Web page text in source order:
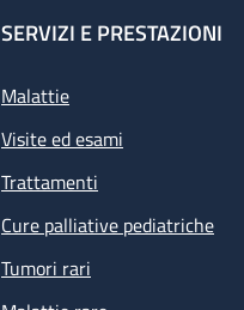
SERVIZI E PRESTAZIONI
Malattie
Visite ed esami
Trattamenti
Cure palliative pediatriche
Tumori rari